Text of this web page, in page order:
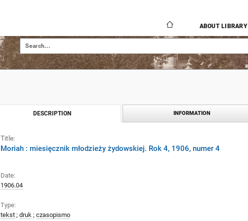
ABOUT LIBRARY
DESCRIPTION INFORMATION
Title:
Moriah : miesięcznik młodzieży żydowskiej. Rok 4, 1906, numer 4
Date:
1906.04
Type:
tekst ; druk ; czasopismo